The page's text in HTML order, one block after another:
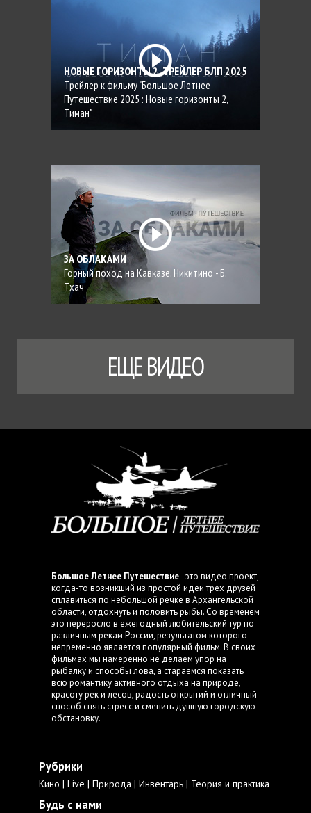
НОВЫЕ ГОРИЗОНТЫ 2. ТРЕЙЛЕР БЛП 2025
Трейлер к фильму "Большое Летнее
Путешествие 2025 : Новые горизонты 2,
Тиман"
ЗА ОБЛАКАМИ
Горный поход на Кавказе. Никитино - Б.
Тхач
ЕЩЕ ВИДЕО
Большое Летнее Путешествие- это видео проект,
когда-то возникший из простой идеи трех друзей
сплавиться по небольшой речке в Архангельской
области, отдохнуть и половить рыбы. Со временем
это переросло в ежегодный любительский тур по
различным рекам России, результатом которого
непременно является популярный фильм. В своих
фильмах мы намеренно не делаем упор на
рыбалку и способы лова, а стараемся показать
всю романтику активного отдыха на природе,
красоту рек и лесов, радость открытий и отличный
способ снять стресс и сменить душную городскую
обстановку.
Рубрики
Кино Live Природа Инвентарь Теория и практика
Будь с нами